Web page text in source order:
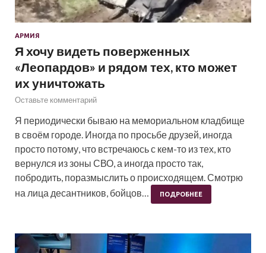
АРМИЯ
Я хочу видеть поверженных
«Леопардов» и рядом тех, кто может
их уничтожать
Оставьте комментарий
Я периодически бываю на мемориальном кладбище
в своём городе. Иногда по просьбе друзей, иногда
просто потому, что встречаюсь с кем-то из тех, кто
вернулся из зоны СВО, а иногда просто так,
побродить, поразмыслить о происходящем. Смотрю
на лица десантников, бойцов…
ПОДРОБНЕЕ